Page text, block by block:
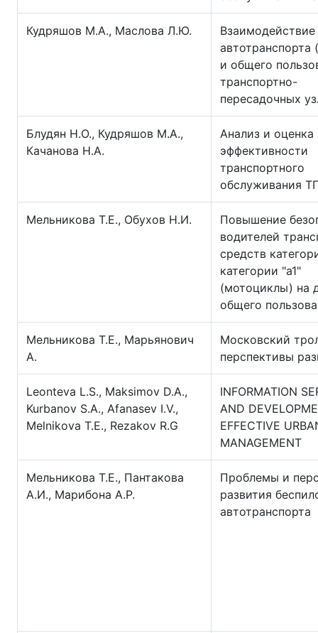
Кудряшов М.А., Маслова Л.Ю.
Взаимодействие
автотранспорта
и общего
транспортно-
пересадочных
Блудян Н.О., Кудряшов М.А.,
Качанова Н.А.
Анализ и оценка
эффективности
транспортного
обслуживания
Мельникова Т.Е., Обухов Н.И.
Повышение
водителей
средств
категории "а1"
(мотоциклы) на
общего
Мельникова Т.Е., Марьянович
А.
Московский
перспективы
Leonteva L.S., Maksimov D.A.,
Kurbanov S.A., Afanasev I.V.,
Melnikova T.E., Rezakov R.G
INFORMATION
AND
EFFECTIVE
MANAGEMENT
Мельникова Т.Е., Пантакова
А.И., Марибона А.Р.
Проблемы и
развития
автотранспорта